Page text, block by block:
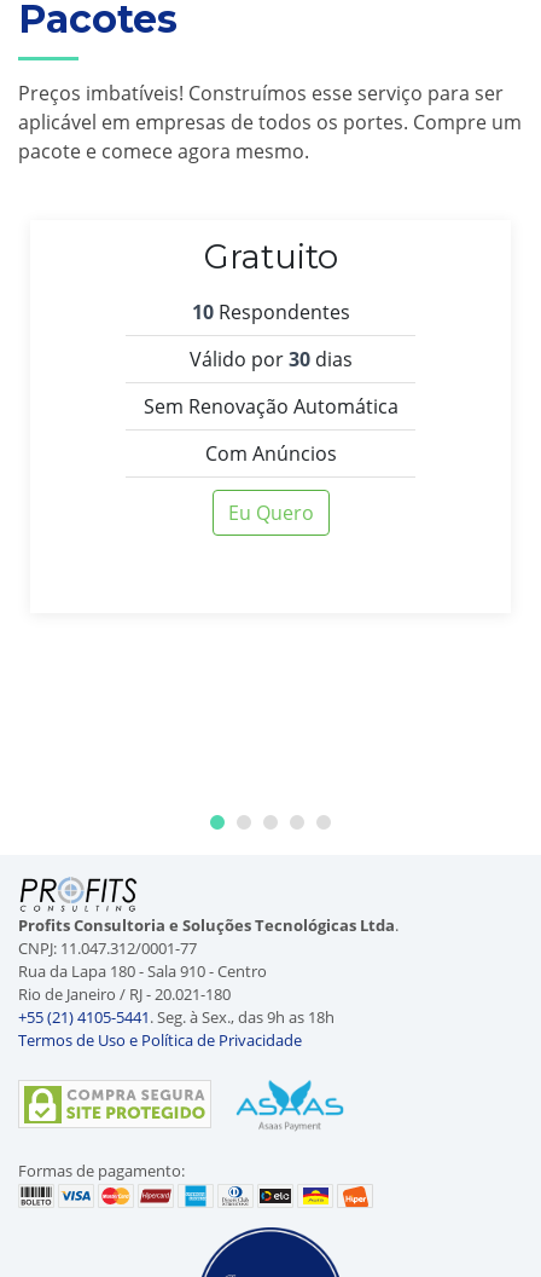
Pacotes
Preços imbatíveis! Construímos esse serviço para ser
aplicável em empresas de todos os portes. Compre um
pacote e comece agora mesmo.
Gratuito
10Respondentes
Válido por30dias
Sem Renovação Automática
Com Anúncios
Eu Quero
Profits Consultoria e Soluções Tecnológicas Ltda.
CNPJ: 11.047.312/0001-77
Rua da Lapa 180 - Sala 910 - Centro
Rio de Janeiro / RJ - 20.021-180
+55 (21) 4105-5441. Seg. à Sex., das 9h as 18h
Termos de Uso e Política de Privacidade
Formas de pagamento: